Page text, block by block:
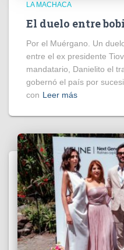
LA MACHACA
El duelo entre
Por el Muérgano. Un
entre el ex presidente
mandatario, Danielito el
gobernó el país por
con Leer más